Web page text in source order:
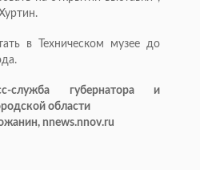
в Техническом музее до
служба губернатора и
области
nnews.nnov.ru